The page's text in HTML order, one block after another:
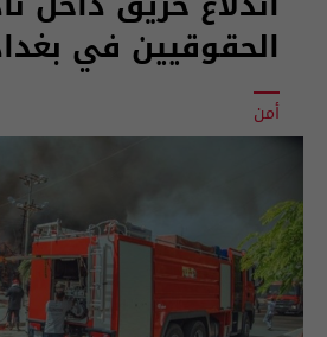
الحقوقيين في
أمن